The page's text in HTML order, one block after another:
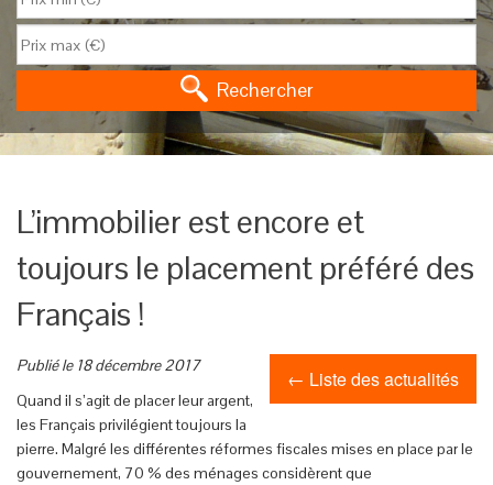
Rechercher
L’immobilier est encore et
toujours le placement préféré des
Français !
← Liste des actualités
Publié le 18 décembre 2017
Quand il s’agit de placer leur argent,
les Français privilégient toujours la
pierre. Malgré les différentes réformes fiscales mises en place par le
gouvernement, 70 % des ménages considèrent que